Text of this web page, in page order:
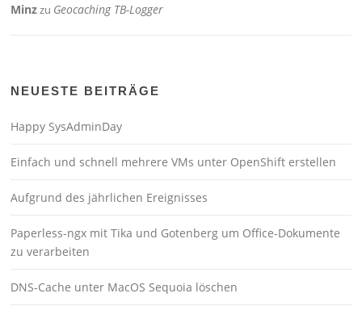
Minzzu Geocaching TB-Logger
NEUESTE BEITRÄGE
Happy SysAdminDay
Einfach und schnell mehrere VMs unter OpenShift erstellen
Aufgrund des jährlichen Ereignisses
Paperless-ngx mit Tika und Gotenberg um Office-Dokumente
zu verarbeiten
DNS-Cache unter MacOS Sequoia löschen